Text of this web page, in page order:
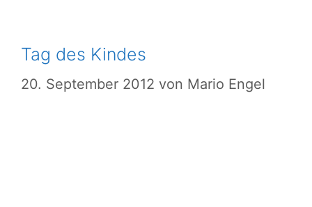
Tag des Kindes
20. September 2012 von Mario Engel